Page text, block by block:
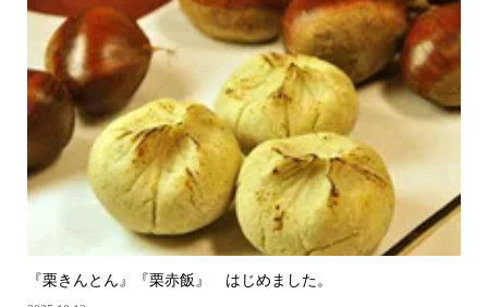
『栗きんとん』『栗赤飯』 はじめました。